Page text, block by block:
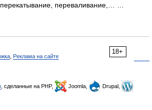
переваливание,… …
18+
Реклама на сайте
, сделанные на PHP, Joomla,
Drupal,